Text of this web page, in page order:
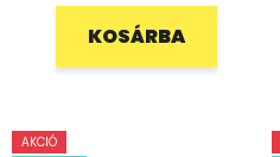
KOSÁRBA
AKCIÓ